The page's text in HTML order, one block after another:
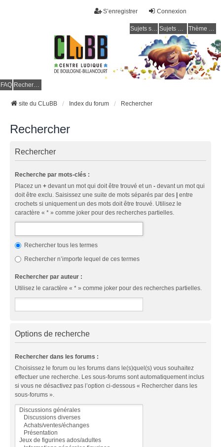
Connexion
S’enregistrer
Sujets sans réponse Sujets actifs Thème clair / foncé
FAQ Rechercher
site du CLuBB Index du forum Rechercher
Rechercher
Rechercher
Recherche par mots-clés :
Placez un + devant un mot qui doit être trouvé et un - devant un mot qui
doit être exclu. Saisissez une suite de mots séparés par des | entre
crochets si uniquement un des mots doit être trouvé. Utilisez le
caractère « * » comme joker pour des recherches partielles.
Rechercher tous les termes
Rechercher n’importe lequel de ces termes
Rechercher par auteur :
Utilisez le caractère « * » comme joker pour des recherches partielles.
Options de recherche
Rechercher dans les forums :
Choisissez le forum ou les forums dans le(s)quel(s) vous souhaitez
effectuer une recherche. Les sous-forums sont automatiquement inclus
si vous ne désactivez pas l’option ci-dessous « Rechercher dans les
sous-forums ».